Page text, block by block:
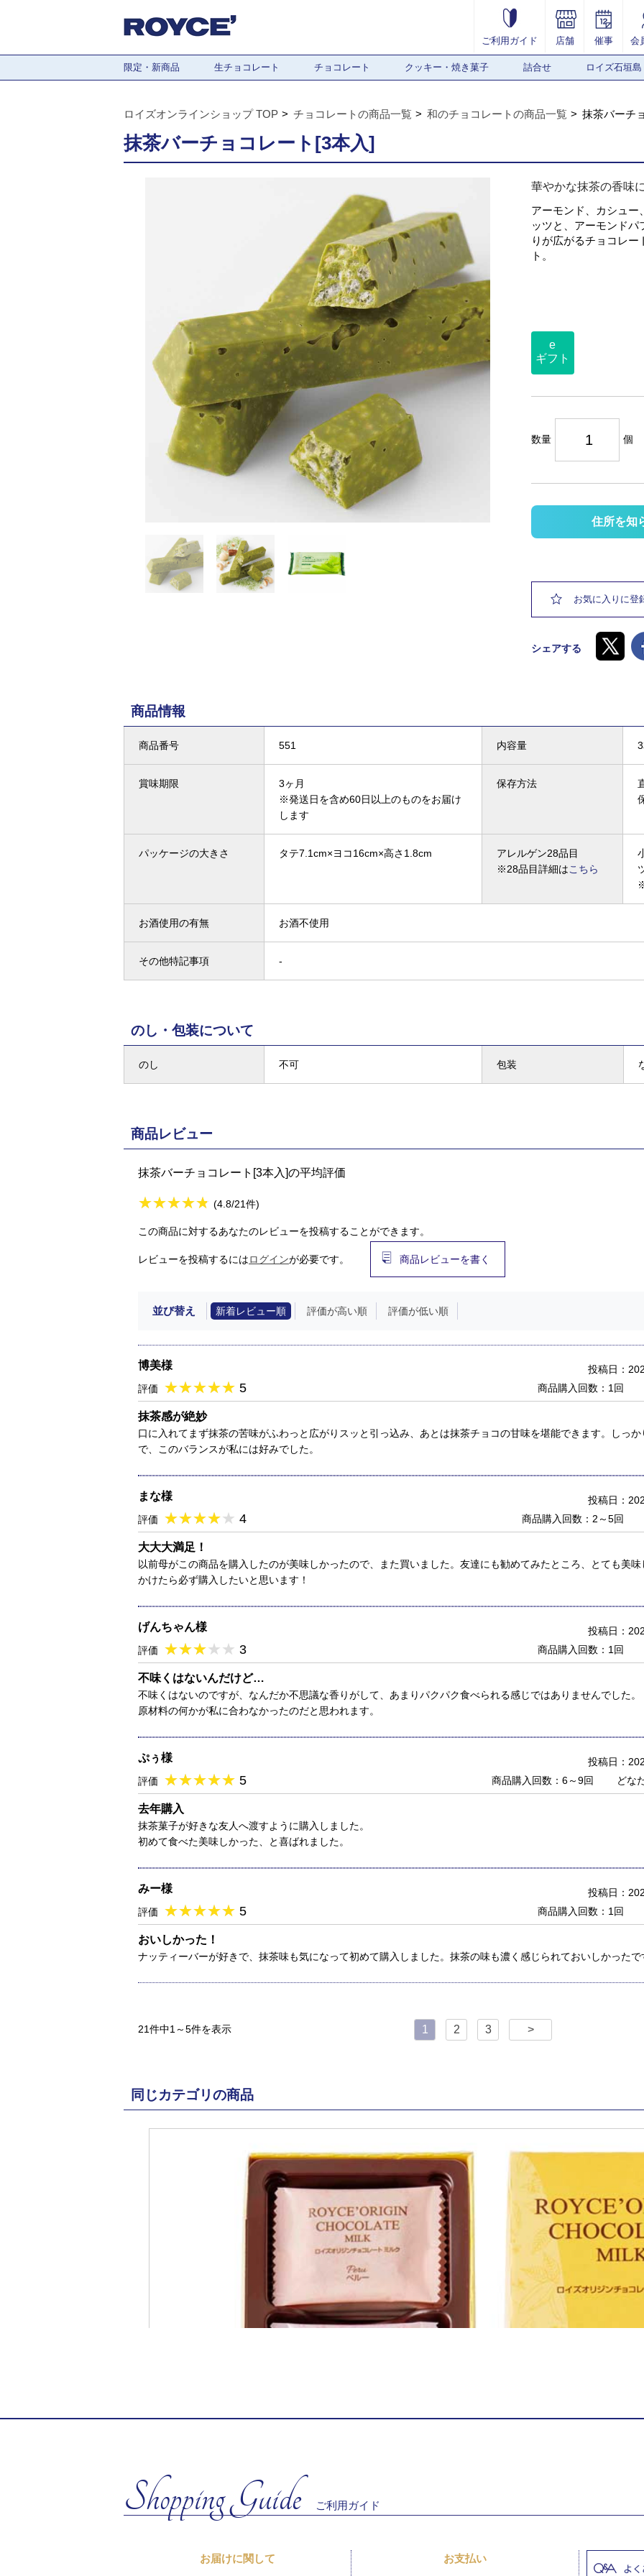
ご利用ガイド 店舗 催事 会
限定・新商品 生チョコレート チョコレート クッキー・焼き菓子 詰合せ ロイズ石垣島
ロイズオンラインショップ TOP チョコレートの商品一覧 和のチョコレートの商品一覧 抹茶バーチ
抹茶バーチョコレート[3本入]
華やかな抹茶の香味
アーモンド、カシュー
ッツと、アーモンド
りが広がるチョコレ
ト。
e
ギフト
数量 個
住所を知
お気に入りに登
シェアする
商品情報
商品番号 551 内容量
賞味期限
3ヶ月
※発送日を含め60日以上のものをお届け
します
保存方法
パッケージの大きさ タテ7.1cm×ヨコ16cm×高さ1.8cm
アレルゲン28品目
※28品目詳細はこちら
お酒使用の有無 お酒不使用
その他特記事項 -
のし・包装について
のし 不可 包装
商品レビュー
抹茶バーチョコレート[3本入]の平均評価
★★★★★
★★★★★ (4.8/21件)
この商品に対するあなたのレビューを投稿することができます。
レビューを投稿するにはログインが必要です。 商品レビューを書く
並び替え 新着レビュー順 評価が高い順 評価が低い順
博美様
評価 ★★★★★
★★★★★ 5
投稿日：
商品購入回数：1回
抹茶感が絶妙
口に入れてまず抹茶の苦味がふわっと広がりスッと引っ込み、あとは抹茶チョコの甘味を堪能できます。しっ
で、このバランスが私には好みでした。
まな様
評価 ★★★★★
★★★★★ 4
投稿日：
商品購入回数：2～5回
大大大満足！
以前母がこの商品を購入したのが美味しかったので、また買いました。友達にも勧めてみたところ、とても美
かけたら必ず購入したいと思います！
げんちゃん様
評価 ★★★★★
★★★★★ 3
投稿日：
商品購入回数：1回
不味くはないんだけど…
不味くはないのですが、なんだか不思議な香りがして、あまりパクパク食べられる感じではありませんでした。
原材料の何かが私に合わなかったのだと思われます。
ぷぅ様
評価 ★★★★★
★★★★★ 5
投稿日：
商品購入回数：6～9回
どな
去年購入
抹茶菓子が好きな友人へ渡すように購入しました。
初めて食べた美味しかった、と喜ばれました。
みー様
評価 ★★★★★
★★★★★ 5
投稿日：
商品購入回数：1回
おいしかった！
ナッティーバーが好きで、抹茶味も気になって初めて購入しました。抹茶の味も濃く感じられておいしかったで
21件中1～5件を表示 1 2 3 >
同じカテゴリの商品
Shopping Guide ご利用ガイド
お届けに関して お支払い